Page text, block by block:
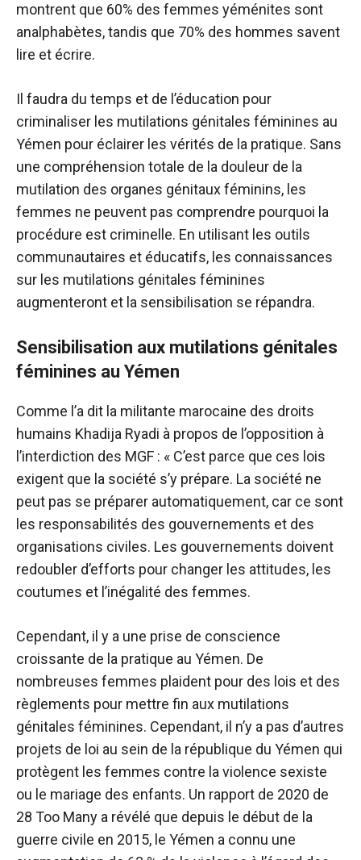
montrent que 60% des femmes yéménites sont
analphabètes, tandis que 70% des hommes savent
lire et écrire.
Il faudra du temps et de l’éducation pour
criminaliser les mutilations génitales féminines au
Yémen pour éclairer les vérités de la pratique. Sans
une compréhension totale de la douleur de la
mutilation des organes génitaux féminins, les
femmes ne peuvent pas comprendre pourquoi la
procédure est criminelle. En utilisant les outils
communautaires et éducatifs, les connaissances
sur les mutilations génitales féminines
augmenteront et la sensibilisation se répandra.
Sensibilisation aux mutilations génitales
féminines au Yémen
Comme l’a dit la militante marocaine des droits
humains Khadija Ryadi à propos de l’opposition à
l’interdiction des MGF : « C’est parce que ces lois
exigent que la société s’y prépare. La société ne
peut pas se préparer automatiquement, car ce sont
les responsabilités des gouvernements et des
organisations civiles. Les gouvernements doivent
redoubler d’efforts pour changer les attitudes, les
coutumes et l’inégalité des femmes.
Cependant, il y a une prise de conscience
croissante de la pratique au Yémen. De
nombreuses femmes plaident pour des lois et des
règlements pour mettre fin aux mutilations
génitales féminines. Cependant, il n’y a pas d’autres
projets de loi au sein de la république du Yémen qui
protègent les femmes contre la violence sexiste
ou le mariage des enfants. Un rapport de 2020 de
28 Too Many a révélé que depuis le début de la
guerre civile en 2015, le Yémen a connu une